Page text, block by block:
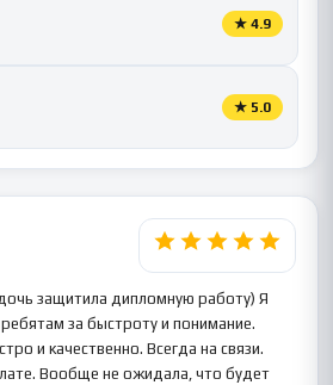
★ 4.9
★ 5.0
защитила дипломную работу) Я
за быстроту и понимание.
и качественно. Всегда на связи.
Вообще не ожидала, что будет